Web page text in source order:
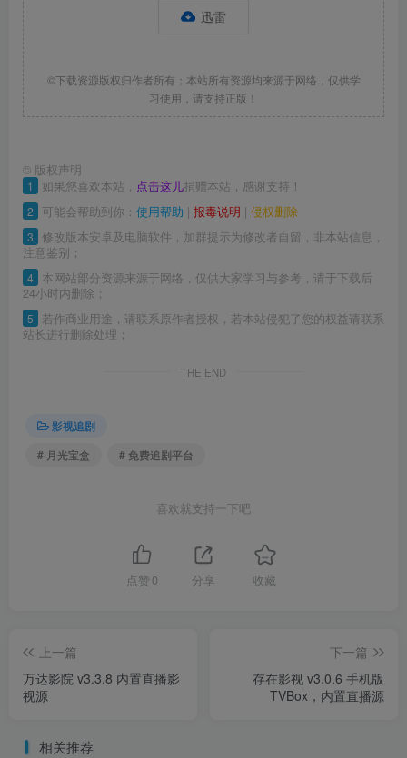
迅雷
©下载资源版权归作者所有；本站所有资源均来源于网络，仅供学
习使用，请支持正版！
© 版权声明
1 如果您喜欢本站， 点击这儿捐赠本站，感谢支持！
2 可能会帮助到你： 使用帮助 | 报毒说明 | 侵权删除
3 修改版本安卓及电脑软件，加群提示为修改者自留，非本站信息，
注意鉴别；
4 本网站部分资源来源于网络，仅供大家学习与参考，请于下载后
24小时内删除；
5
若作商业用途，请联系原作者授权，若本站侵犯了您的权益请联系
站长进行删除处理；
THE END
影视追剧
# 月光宝盒
# 免费追剧平台
喜欢就支持一下吧
点赞 0 分享 收藏
上一篇
万达影院 v3.3.8 内置直播影
视源
下一篇
存在影视 v3.0.6 手机版
TVBox，内置直播源
相关推荐